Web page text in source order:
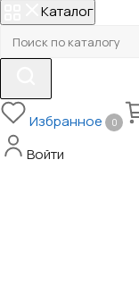
Каталог
Избранное 0
Войти